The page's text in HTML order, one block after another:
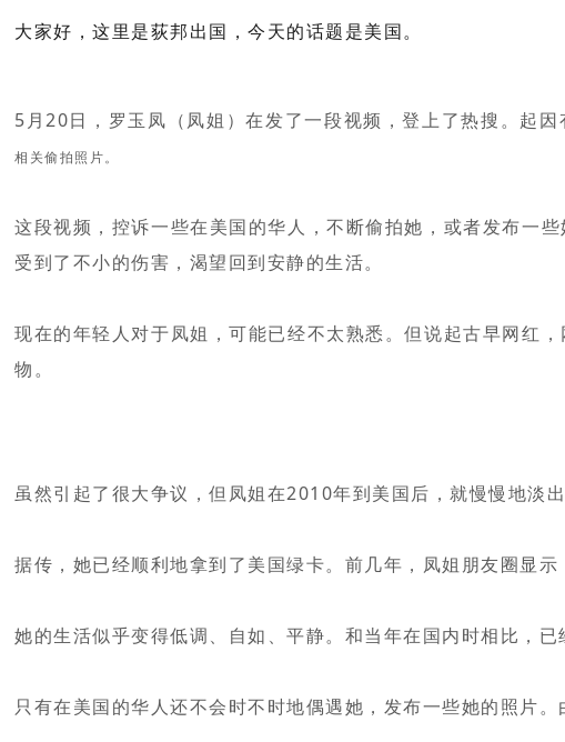
大家好，这里是荻邦出国，今天的话题是美国。
5月20日，罗玉凤（凤姐）在发了一段视频，登上了热搜。起
相关偷拍照片。
这段视频，控诉一些在美国的华人，不断偷拍她，或者发布一
受到了不小的伤害，渴望回到安静的生活。
现在的年轻人对于凤姐，可能已经不太熟悉。但说起古早网红
物。
虽然引起了很大争议，但凤姐在2010年到美国后，就慢慢地淡
据传，她已经顺利地拿到了美国绿卡。前几年，凤姐朋友圈显示
她的生活似乎变得低调、自如、平静。和当年在国内时相比，已
只有在美国的华人还不会时不时地偶遇她，发布一些她的照片